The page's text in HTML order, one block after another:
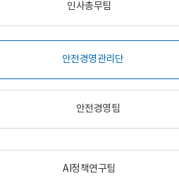
인사총무팀
안전경영관리단
안전경영팀
AI정책연구팀